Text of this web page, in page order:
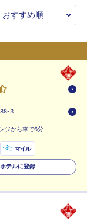
3
ジから車で6分
マイル
テルに登録